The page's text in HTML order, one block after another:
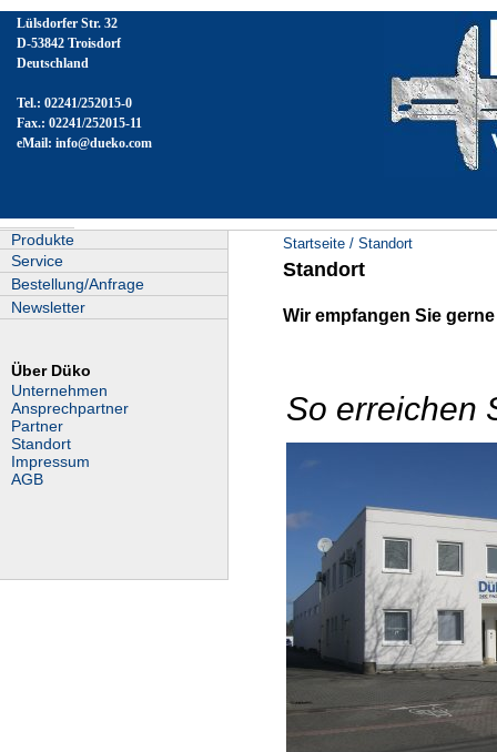
Lülsdorfer Str. 32
D-53842 Troisdorf
Deutschland
Tel.: 02241/252015-0
Fax.: 02241/252015-11
eMail: info@dueko.com
Startseite / Standort
Standort
Wir empfangen Sie gerne
So erreichen
Produkte
Service
Bestellung/Anfrage
Newsletter
Über Düko
Unternehmen
Ansprechpartner
Partner
Standort
Impressum
AGB